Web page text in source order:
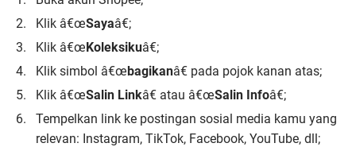
Klik â€œSayaâ€;
Klik â€œKoleksikuâ€;
Klik simbol â€œbagikanâ€ pada pojok kanan atas;
Klik â€œSalin Linkâ€ atau â€œSalin Infoâ€;
Tempelkan link ke postingan sosial media kamu yang
relevan: Instagram, TikTok, Facebook, YouTube, dll;